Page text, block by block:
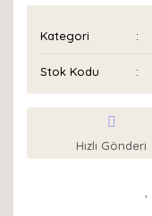
Kategori
Stok Kodu
Hızlı Gönderi